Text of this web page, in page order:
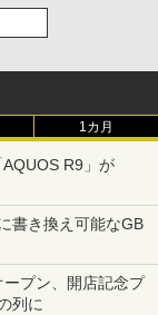
1カ月
R9」が
書き換え可能なGB
プン、開店記念プ
列に